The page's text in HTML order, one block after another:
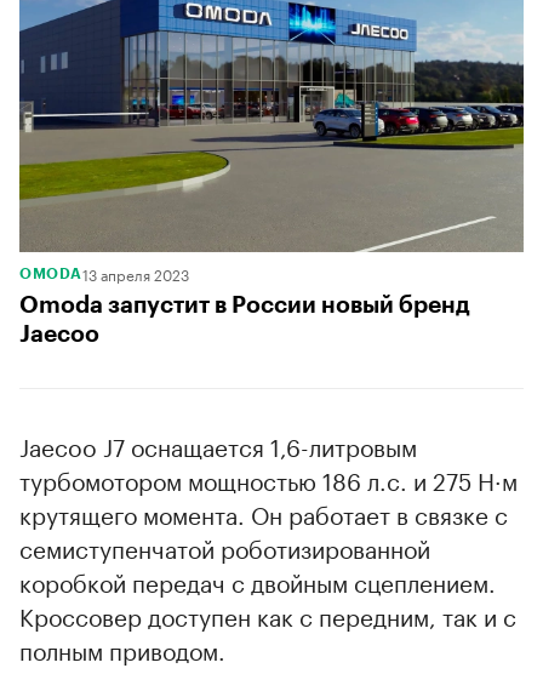
OMODA13 апреля 2023
Omoda запустит в России новый бренд
Jaecoo
Jaecoo J7 оснащается 1,6-литровым
турбомотором мощностью 186 л.с. и 275 Н·м
крутящего момента. Он работает в связке с
семиступенчатой роботизированной
коробкой передач с двойным сцеплением.
Кроссовер доступен как с передним, так и с
полным приводом.